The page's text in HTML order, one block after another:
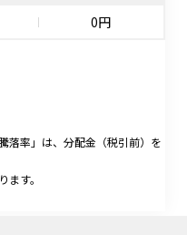
0円
落率」は、分配金（税引前）を
す。